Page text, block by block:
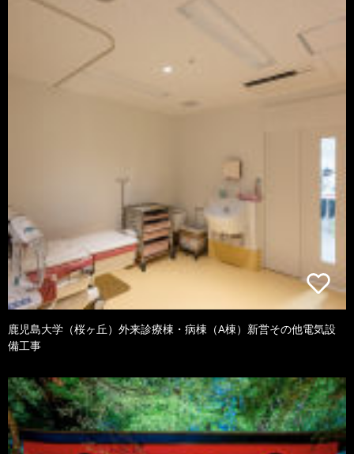
鹿児島大学（桜ヶ丘）外来診療棟・病棟（A棟）新営その他電気設
備工事